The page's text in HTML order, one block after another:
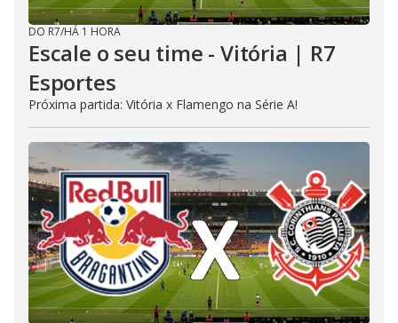
DO R7/HÁ 1 HORA
Escale o seu time - Vitória | R7
Esportes
Próxima partida: Vitória x Flamengo na Série A!